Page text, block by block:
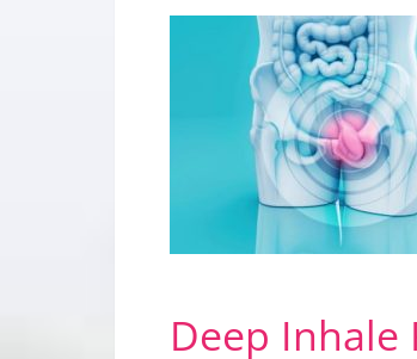
Deep Inhale